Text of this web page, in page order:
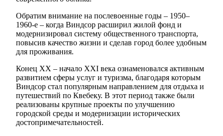
Обратим внимание на послевоенные годы – 1950–
1960-е – когда Виндсор расширил жилой фонд и
модернизировал систему общественного транспорта,
повысив качество жизни и сделав город более удобным
для проживания.
Конец XX – начало XXI века ознаменовался активным
развитием сферы услуг и туризма, благодаря которым
Виндсор стал популярным направлением для отдыха и
путешествий по Квебеку. В этот период также были
реализованы крупные проекты по улучшению
городской среды и модернизации исторических
достопримечательностей.